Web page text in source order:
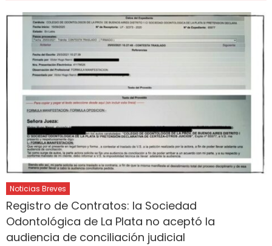
Noticias Breves
Registro de Contratos: la Sociedad
Odontológica de La Plata no aceptó la
audiencia de conciliación judicial